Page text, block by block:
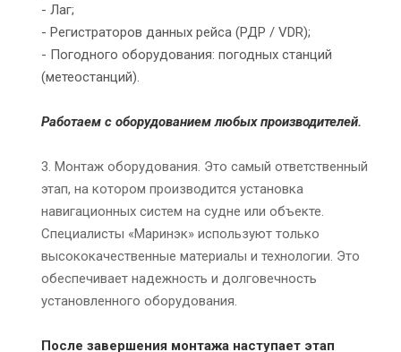
- Лаг;
- Регистраторов данных рейса (РДР / VDR);
- Погодного оборудования: погодных станций
(метеостанций).
Работаем с оборудованием любых производителей.
3. Монтаж оборудования. Это самый ответственный
этап, на котором производится установка
навигационных систем на судне или объекте.
Специалисты «Маринэк» используют только
высококачественные материалы и технологии. Это
обеспечивает надежность и долговечность
установленного оборудования.
После завершения монтажа наступает этап